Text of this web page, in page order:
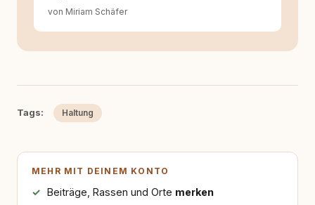
von Miriam Schäfer
Tags: Haltung
MEHR MIT DEINEM KONTO
Beiträge, Rassen und Orte merken